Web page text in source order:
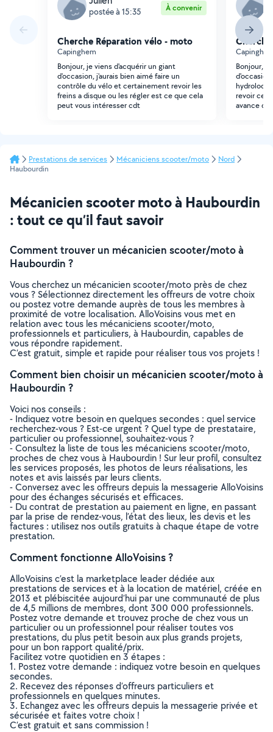
postée à 15:35 À convenir
Cherche Réparation vélo - moto
Capinghem
Bonjour, je viens d'acquérir un giant
d'occasion, j'aurais bien aimé faire un
contrôle du vélo et certainement revoir les
freins a disque ou les régler est ce que cela
peut vous intéresser cdt
Bonjour,
revoir
avance de
Prestations de services Mécaniciens scooter/moto
Nord
Haubourdin
Mécanicien scooter moto à Haubourdin
: tout ce qu’il faut savoir
Comment trouver un mécanicien scooter/moto à
Haubourdin ?
Vous cherchez un mécanicien scooter/moto près de chez
vous ? Sélectionnez directement les offreurs de votre choix
ou postez votre demande auprès de tous les membres à
proximité de votre localisation. AlloVoisins vous met en
relation avec tous les mécaniciens scooter/moto,
professionnels et particuliers, à Haubourdin, capables de
vous répondre rapidement.
C’est gratuit, simple et rapide pour réaliser tous vos projets !
Comment bien choisir un mécanicien scooter/moto à
Haubourdin ?
Voici nos conseils :
- Indiquez votre besoin en quelques secondes : quel service
recherchez-vous ? Est-ce urgent ? Quel type de prestataire,
particulier ou professionnel, souhaitez-vous ?
- Consultez la liste de tous les mécaniciens scooter/moto,
proches de chez vous à Haubourdin ! Sur leur profil, consultez
les services proposés, les photos de leurs réalisations, les
notes et avis laissés par leurs clients.
- Conversez avec les offreurs depuis la messagerie AlloVoisins
pour des échanges sécurisés et efficaces.
- Du contrat de prestation au paiement en ligne, en passant
par la prise de rendez-vous, l’état des lieux, les devis et les
factures : utilisez nos outils gratuits à chaque étape de votre
prestation.
Comment fonctionne AlloVoisins ?
AlloVoisins c’est la marketplace leader dédiée aux
prestations de services et à la location de matériel, créée en
2013 et plébiscitée aujourd’hui par une communauté de plus
de 4,5 millions de membres, dont 300 000 professionnels.
Postez votre demande et trouvez proche de chez vous un
particulier ou un professionnel pour réaliser toutes vos
prestations, du plus petit besoin aux plus grands projets,
pour un bon rapport qualité/prix.
Facilitez votre quotidien en 3 étapes :
1. Postez votre demande : indiquez votre besoin en quelques
secondes.
2. Recevez des réponses d’offreurs particuliers et
professionnels en quelques minutes.
3. Echangez avec les offreurs depuis la messagerie privée et
sécurisée et faites votre choix !
C’est gratuit et sans commission !